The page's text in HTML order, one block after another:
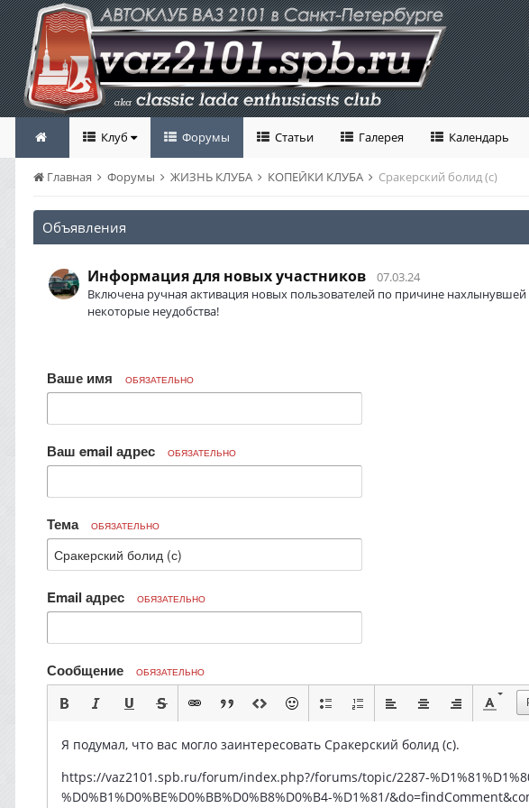
Клуб Форумы Статьи Галерея Календарь
Главная Форумы ЖИЗНЬ КЛУБА КОПЕЙКИ КЛУБА Сракерский болид (с)
Объявления
Информация для новых участников
07.03.24
Включена ручная активация новых пользователей по причине
некоторые неудобства!
Ваше имя ОБЯЗАТЕЛЬНО
Ваш email адрес ОБЯЗАТЕЛЬНО
Тема ОБЯЗАТЕЛЬНО
Email адрес ОБЯЗАТЕЛЬНО
Сообщение ОБЯЗАТЕЛЬНО
Я подумал, что вас могло заинтересовать Сракерский болид (с).
https://vaz2101.spb.ru/forum/index.php?/forums/topic/2287-
%D0%B1%D0%BE%D0%BB%D0%B8%D0%B4-%D1%81/